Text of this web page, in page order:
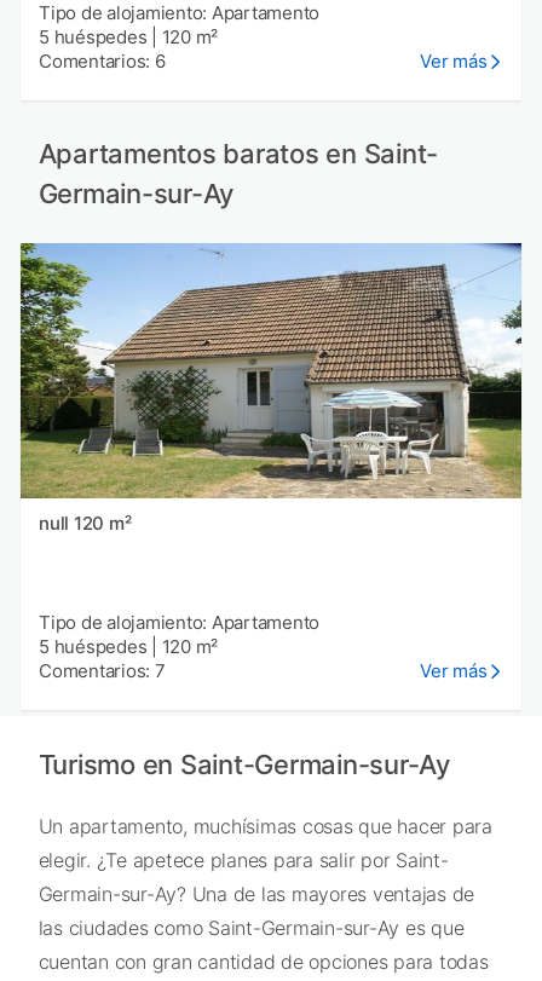
Tipo de alojamiento: Apartamento
5 huéspedes
120 m²
Comentarios: 6
Ver más
Apartamentos baratos en Saint-
Germain-sur-Ay
null 120 m²
Tipo de alojamiento: Apartamento
5 huéspedes
120 m²
Comentarios: 7
Ver más
Turismo en Saint-Germain-sur-Ay
Un apartamento, muchísimas cosas que hacer para
elegir. ¿Te apetece planes para salir por Saint-
Germain-sur-Ay? Una de las mayores ventajas de
las ciudades como Saint-Germain-sur-Ay es que
cuentan con gran cantidad de opciones para todas